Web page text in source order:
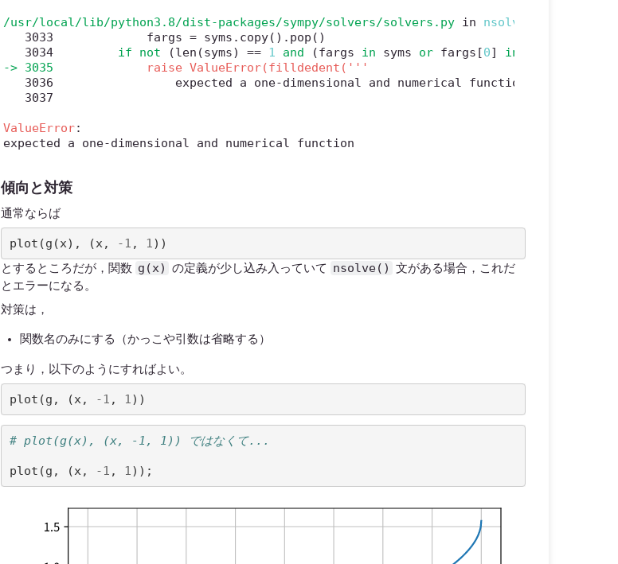
/usr/local/lib/python3.8/dist-packages/sympy/solvers/solvers.py in nsolve
   3033
             fargs
= syms . copy( ) . pop ( )
   3034
if not (len (syms) == 1 and (fargs in syms or fargs [0] in
-> 3035
   3036
   3037
ValueError:
expected a one-dimensional and numerical function
傾向と対策
通常ならば
plot (g (x), (x, -1 , 1))
とするところだが，関数 g(x) の定義が少し込み入っていて nsolve()
文がある場合，これだ
とエラーになる。
対策は，
関数名のみにする（かっこや引数は省略する）
つまり，以下のようにすればよい。
plot (g , (x, -1 , 1))
# plot(g(x), (x, -1, 1)) ではなくて...
plot (g , (x, -1 , 1)) ;